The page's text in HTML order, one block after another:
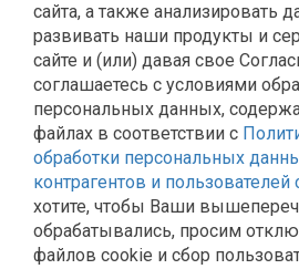
сайта, а также анализировать
развивать наши продукты и
сайте и (или) давая свое
соглашаетесь с условиями
персональных данных,
файлах в соответствии с
обработки персональных
контрагентов и пользователей
хотите, чтобы Ваши
обрабатывались, просим
файлов cookie и сбор
ГЛАВНАЯРЕМОНТ JCB ШЛАНГИ
КАТАЛОГ КОНТАКТЫ
Политика Общества с
«Эльторг» в отношении
данных
Согласие на обработку
Политика обработки и защиты